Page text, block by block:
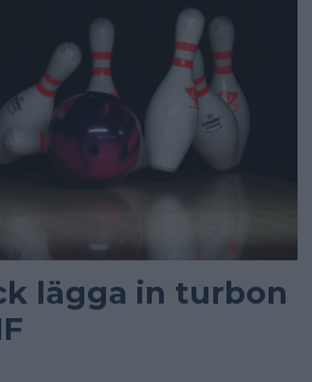
lägga in turbon